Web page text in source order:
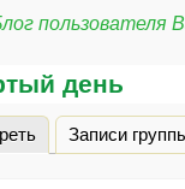
пользователя
день
вкладки
(активная
Записи